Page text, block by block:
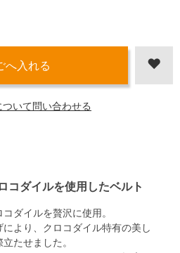
ついて問い合わせる
コダイルを使用したベルト
ダイルを贅沢に使用。
より、クロコダイル特有の美し
たせました。